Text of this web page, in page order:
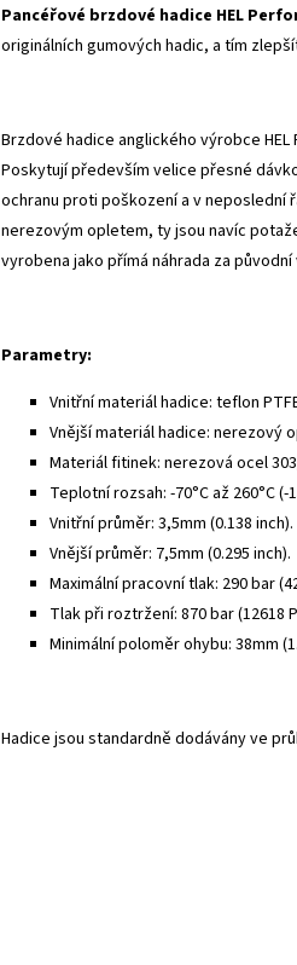
Pancéřové brzdové hadice HEL
originálních gumových hadic, a tím
Brzdové hadice anglického výrobce
Poskytují především velice přesné
ochranu proti poškození a v neposlední
nerezovým opletem, ty jsou navíc
vyrobena jako přímá náhrada za původní
Parametry:
Vnitřní materiál hadice: teflon
Vnější materiál hadice: nerezový
Materiál fitinek: nerezová ocel
Teplotní rozsah: -70°C až 260°C (-
Vnitřní průměr: 3,5mm (0.138 inch).
Vnější průměr: 7,5mm (0.295 inch).
Maximální pracovní tlak: 290 bar
Tlak při roztržení: 870 bar (12618
Minimální poloměr ohybu: 38mm
Hadice jsou standardně dodávány ve